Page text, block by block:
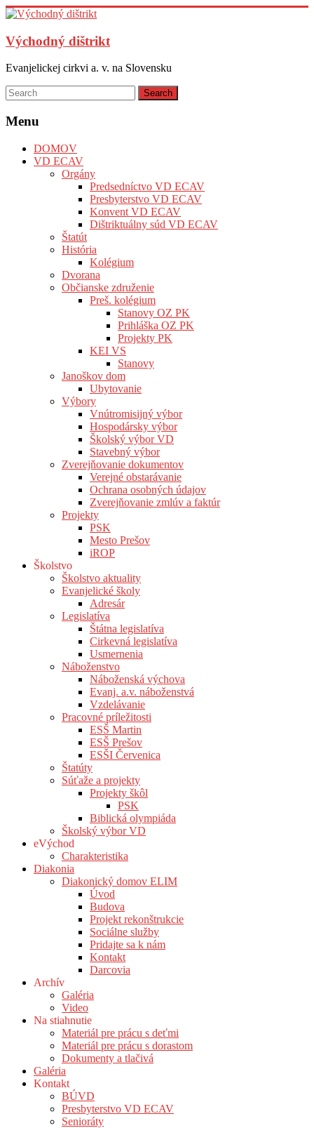
Skip
content
Východný dištrikt
Evanjelickej cirkvi a. v. na Slovensku
Menu
DOMOV
VD ECAV
Orgány
Predsedníctvo VD ECAV
Presbyterstvo VD ECAV
Konvent VD ECAV
Dištriktuálny súd VD ECAV
Štatút
História
Kolégium
Dvorana
Občianske združenie
Preš. kolégium
Stanovy OZ PK
Prihláška OZ PK
Projekty PK
KEI VS
Stanovy
Janoškov dom
Ubytovanie
Výbory
Vnútromisijný výbor
Hospodársky výbor
Školský výbor VD
Stavebný výbor
Zverejňovanie dokumentov
Verejné obstarávanie
Ochrana osobných údajov
Zverejňovanie zmlúv a faktúr
Projekty
PSK
Mesto Prešov
iROP
Školstvo
Školstvo aktuality
Evanjelické školy
Adresár
Legislatíva
Štátna legislatíva
Cirkevná legislatíva
Usmernenia
Náboženstvo
Náboženská výchova
Evanj. a.v. náboženstvá
Vzdelávanie
Pracovné príležitosti
ESŠ Martin
ESŠ Prešov
ESŠI Červenica
Štatúty
Súťaže a projekty
Projekty škôl
PSK
Biblická olympiáda
Školský výbor VD
eVýchod
Charakteristika
Diakonia
Diakonický domov ELIM
Úvod
Budova
Projekt rekonštrukcie
Sociálne služby
Pridajte sa k nám
Kontakt
Darcovia
Archív
Galéria
Video
Na stiahnutie
Materiál pre prácu s deťmi
Materiál pre prácu s dorastom
Dokumenty a tlačivá
Galéria
Kontakt
BÚVD
Presbyterstvo VD ECAV
Senioráty